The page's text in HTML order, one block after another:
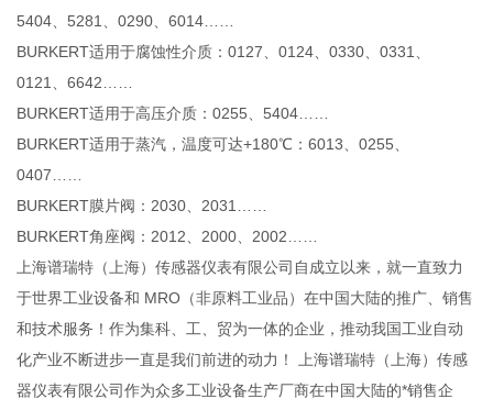
5404、5281、0290、6014……
BURKERT适用于腐蚀性介质：0127、0124、0330、0331、
0121、6642……
BURKERT适用于高压介质：0255、5404……
BURKERT适用于蒸汽，温度可达+180℃：6013、0255、
0407……
BURKERT膜片阀：2030、2031……
BURKERT角座阀：2012、2000、2002……
上海谱瑞特（上海）传感器仪表有限公司自成立以来，就一直致力
于世界工业设备和 MRO（非原料工业品）在中国大陆的推广、销售
和技术服务！作为集科、工、贸为一体的企业，推动我国工业自动
化产业不断进步一直是我们前进的动力！ 上海谱瑞特（上海）传感
器仪表有限公司作为众多工业设备生产厂商在中国大陆的*销售企